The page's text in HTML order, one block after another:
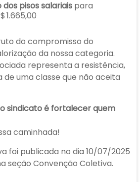
pisos salariaispara
1.665,00
do compromisso do
da nossa categoria.
representa a resistência,
de uma classe que não aceita
sindicato é fortalecer quem
caminhada!
foi publicada no dia 10/07/2025
seção Convenção Coletiva.